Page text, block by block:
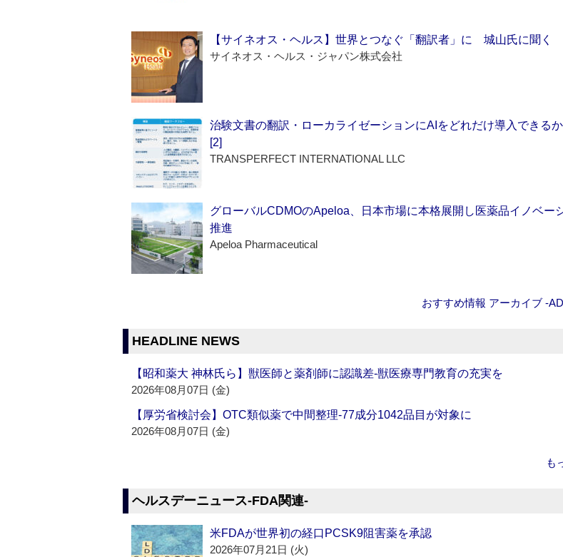
【サイネオス・ヘルス】世界とつなぐ「翻訳者」に 城山氏に聞く
サイネオス・ヘルス・ジャパン株式会社
治験文書の翻訳・ローカライゼーションにAIをどれだけ導入できる
[2]
TRANSPERFECT INTERNATIONAL LLC
グローバルCDMOのApeloa、日本市場に本格展開し医薬品イノベー
推進
Apeloa Pharmaceutical
おすすめ情報 アーカイブ
HEADLINE NEWS
【昭和薬大 神林氏ら】獣医師と薬剤師に認識差‐獣医療専門教育の充実を
2026年08月07日 (金)
【厚労省検討会】OTC類似薬で中間整理‐77成分1042品目が対象に
2026年08月07日 (金)
も
ヘルスデーニュース‐FDA関連‐
米FDAが世界初の経口PCSK9阻害薬を承認
2026年07月21日 (火)